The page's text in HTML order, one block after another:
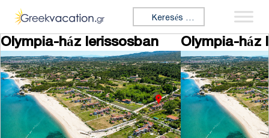
Ugrás a tartalomhoz
Keresés:
Olympia-ház Ierissosban Olympia-ház